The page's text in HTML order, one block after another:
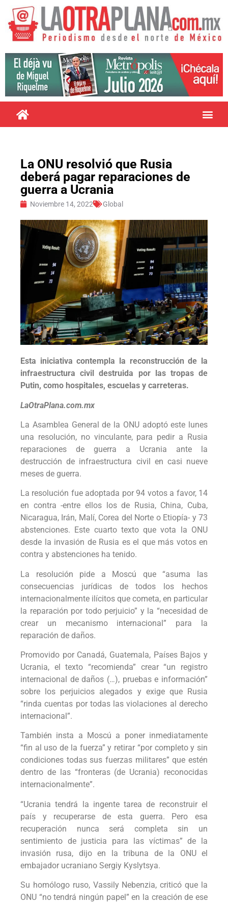
La ONU resolvió que Rusia
deberá pagar reparaciones de
guerra a Ucrania
Noviembre 14, 2022 Global
Esta iniciativa contempla la reconstrucción de la
infraestructura civil destruida por las tropas de
Putin, como hospitales, escuelas y carreteras.
LaOtraPlana.com.mx
La Asamblea General de la ONU adoptó este lunes
una resolución, no vinculante, para pedir a Rusia
reparaciones de guerra a Ucrania ante la
destrucción de infraestructura civil en casi nueve
meses de guerra.
La resolución fue adoptada por 94 votos a favor, 14
en contra -entre ellos los de Rusia, China, Cuba,
Nicaragua, Irán, Malí, Corea del Norte o Etiopía- y 73
abstenciones. Este cuarto texto que vota la ONU
desde la invasión de Rusia es el que más votos en
contra y abstenciones ha tenido.
La resolución pide a Moscú que “asuma las
consecuencias jurídicas de todos los hechos
internacionalmente ilícitos que cometa, en particular
la reparación por todo perjuicio” y la “necesidad de
crear un mecanismo internacional” para la
reparación de daños.
Promovido por Canadá, Guatemala, Países Bajos y
Ucrania, el texto “recomienda” crear “un registro
internacional de daños (…), pruebas e información”
sobre los perjuicios alegados y exige que Rusia
“rinda cuentas por todas las violaciones al derecho
internacional”.
También insta a Moscú a poner inmediatamente
“fin al uso de la fuerza” y retirar “por completo y sin
condiciones todas sus fuerzas militares” que estén
dentro de las “fronteras (de Ucrania) reconocidas
internacionalmente”.
“Ucrania tendrá la ingente tarea de reconstruir el
país y recuperarse de esta guerra. Pero esa
recuperación nunca será completa sin un
sentimiento de justicia para las víctimas” de la
invasión rusa, dijo en la tribuna de la ONU el
embajador ucraniano Sergiy Kyslytsya.
Su homólogo ruso, Vassily Nebenzia, criticó que la
ONU “no tendrá ningún papel” en la creación de ese